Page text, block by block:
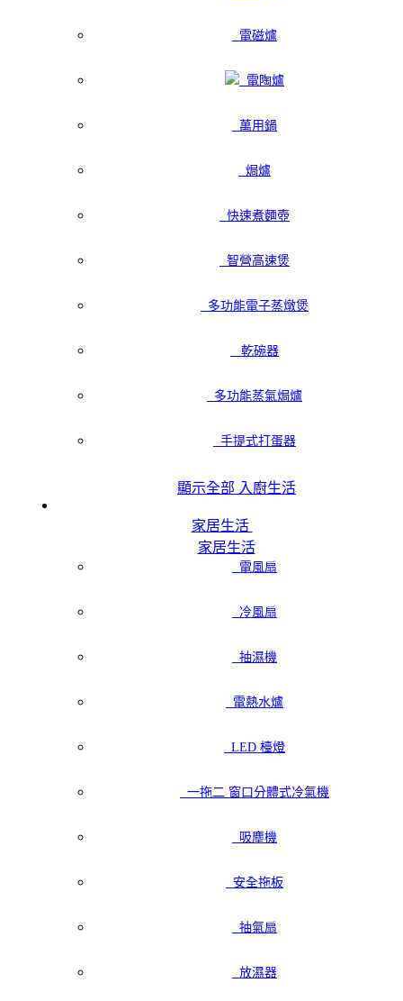
電磁爐
電陶爐
萬用鍋
焗爐
快速煮麵壺
智營高速煲
多功能電子蒸燉煲
乾碗器
多功能蒸氣焗爐
手提式打蛋器
顯示全部 入廚生活
家居生活
家居生活
電風扇
冷風扇
抽濕機
電熱水爐
LED 檯燈
一拖二 窗口分體式冷氣機
吸塵機
安全拖板
抽氣扇
放濕器